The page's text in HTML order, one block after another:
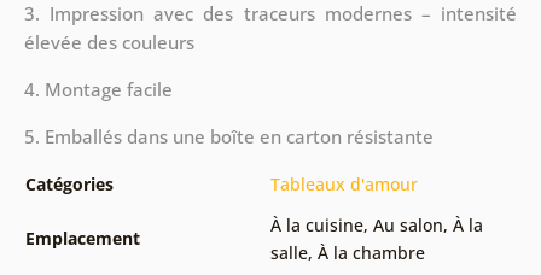
3. Impression avec des traceurs modernes – intensité
élevée des couleurs
4. Montage facile
5. Emballés dans une boîte en carton résistante
Catégories Tableaux d'amour
Emplacement
À la cuisine, Au salon, À la
salle, À la chambre